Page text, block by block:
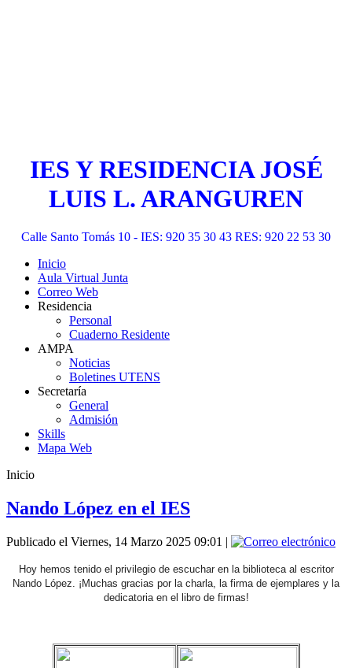
IES Y RESIDENCIA JOSÉ
LUIS L. ARANGUREN
Calle Santo Tomás 10 - IES: 920 35 30 43 RES: 920 22 53 30
Inicio
Aula Virtual Junta
Correo Web
Residencia
Personal
Cuaderno Residente
AMPA
Noticias
Boletines UTENS
Secretaría
General
Admisión
Skills
Mapa Web
Inicio
Nando López en el IES
Publicado el Viernes, 14 Marzo 2025 09:01 |
Hoy hemos tenido el privilegio de escuchar en la biblioteca al escritor
Nando López. ¡Muchas gracias por la charla, la firma de ejemplares y la
dedicatoria en el libro de firmas!